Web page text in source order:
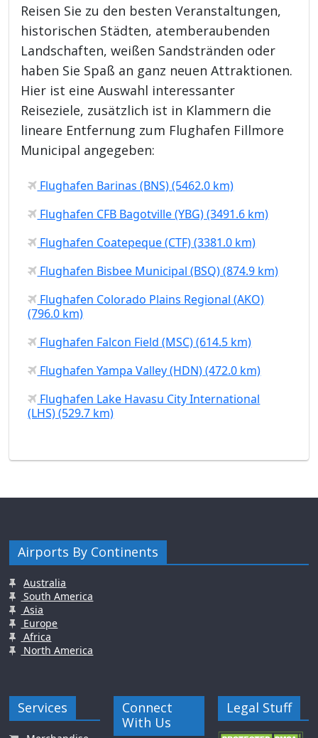
Reisen Sie zu den besten Veranstaltungen,
historischen Städten, atemberaubenden
Landschaften, weißen Sandstränden oder
haben Sie Spaß an ganz neuen Attraktionen.
Hier ist eine Auswahl interessanter
Reiseziele, zusätzlich ist in Klammern die
lineare Entfernung zum Flughafen Fillmore
Municipal angegeben:
Flughafen Barinas (BNS) (5462.0 km)
Flughafen CFB Bagotville (YBG) (3491.6 km)
Flughafen Coatepeque (CTF) (3381.0 km)
Flughafen Bisbee Municipal (BSQ) (874.9 km)
Flughafen Colorado Plains Regional (AKO)
(796.0 km)
Flughafen Falcon Field (MSC) (614.5 km)
Flughafen Yampa Valley (HDN) (472.0 km)
Flughafen Lake Havasu City International
(LHS) (529.7 km)
Airports By Continents
Australia
South America
Asia
Europe
Africa
North America
Services
Connect
With Us
Legal Stuff